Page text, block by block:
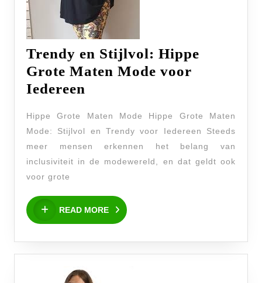
Trendy en Stijlvol: Hippe
Grote Maten Mode voor
Iedereen
Stijlvol:
Hippe
Grote
Mode
voor
Iedereen
Hippe Grote Maten Mode Hippe Grote Maten
Mode: Stijlvol en Trendy voor Iedereen Steeds
meer mensen erkennen het belang van
inclusiviteit in de modewereld, en dat geldt ook
voor grote
READ MORE
READ
MORE